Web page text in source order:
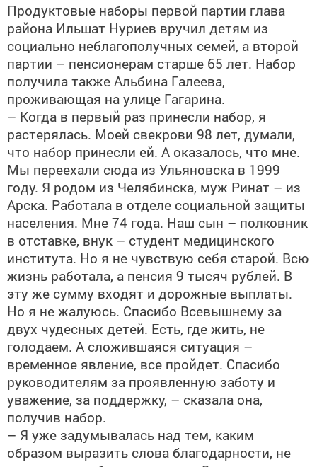
Продуктовые наборы первой партии глава
района Ильшат Нуриев вручил детям из
социально неблагополучных семей, а второй
партии – пенсионерам старше 65 лет. Набор
получила также Альбина Галеева,
проживающая на улице Гагарина.
– Когда в первый раз принесли набор, я
растерялась. Моей свекрови 98 лет, думали,
что набор принесли ей. А оказалось, что мне.
Мы переехали сюда из Ульяновска в 1999
году. Я родом из Челябинска, муж Ринат – из
Арска. Работала в отделе социальной защиты
населения. Мне 74 года. Наш сын – полковник
в отставке, внук – студент медицинского
института. Но я не чувствую себя старой. Всю
жизнь работала, а пенсия 9 тысяч рублей. В
эту же сумму входят и дорожные выплаты.
Но я не жалуюсь. Спасибо Всевышнему за
двух чудесных детей. Есть, где жить, не
голодаем. А сложившаяся ситуация –
временное явление, все пройдет. Спасибо
руководителям за проявленную заботу и
уважение, за поддержку, – сказала она,
получив набор.
– Я уже задумывалась над тем, каким
образом выразить слова благодарности, не